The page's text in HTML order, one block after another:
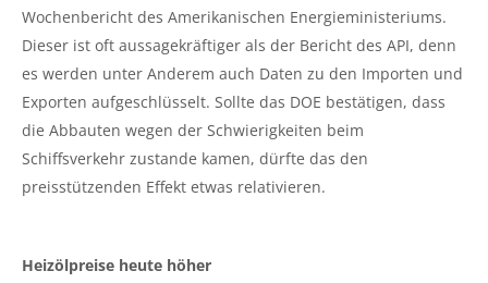
Wochenbericht des Amerikanischen Energieministeriums.
Dieser ist oft aussagekräftiger als der Bericht des API, denn
es werden unter Anderem auch Daten zu den Importen und
Exporten aufgeschlüsselt. Sollte das DOE bestätigen, dass
die Abbauten wegen der Schwierigkeiten beim
Schiffsverkehr zustande kamen, dürfte das den
preisstützenden Effekt etwas relativieren.
Heizölpreise heute höher